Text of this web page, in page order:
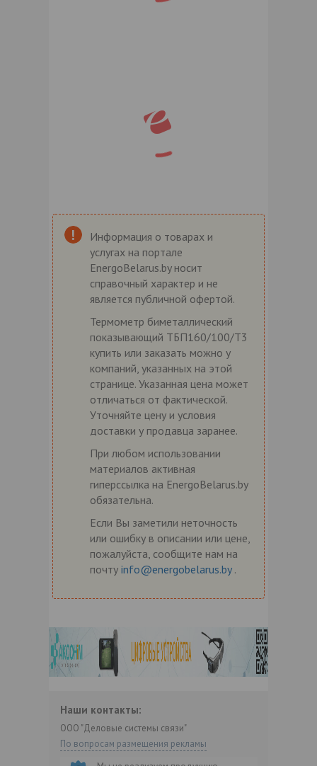
Информация о товарах и
услугах на портале
EnergoBelarus.by носит
справочный характер и не
является публичной офертой.
Термометр биметаллический
показывающий ТБП160/100/Т3
купить или заказать можно у
компаний, указанных на этой
странице. Указанная цена может
отличаться от фактической.
Уточняйте цену и условия
доставки у продавца заранее.
При любом использовании
материалов активная
гиперссылка на EnergoBelarus.by
обязательна.
Если Вы заметили неточность
или ошибку в описании или цене,
пожалуйста, сообщите нам на
почту info@energobelarus.by .
Наши контакты:
ООО "Деловые системы связи"
По вопросам размещения рекламы